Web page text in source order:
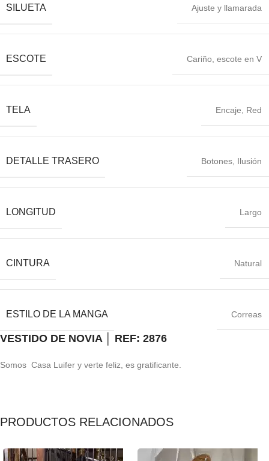
SILUETA Ajuste y llamarada
ESCOTE Cariño, escote en V
TELA Encaje, Red
DETALLE TRASERO Botones, Ilusión
LONGITUD Largo
CINTURA Natural
ESTILO DE LA MANGA Correas
VESTIDO DE NOVIA │ REF: 2876
Somos Casa Luifer y verte feliz, es gratificante.
PRODUCTOS RELACIONADOS